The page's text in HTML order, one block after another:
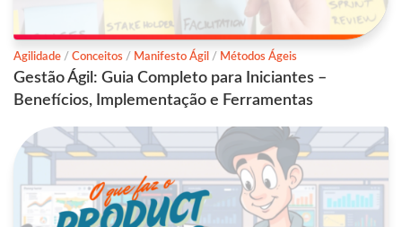
Agilidade / Conceitos / Manifesto Ágil / Métodos Ágeis
Gestão Ágil: Guia Completo para Iniciantes –
Benefícios, Implementação e Ferramentas